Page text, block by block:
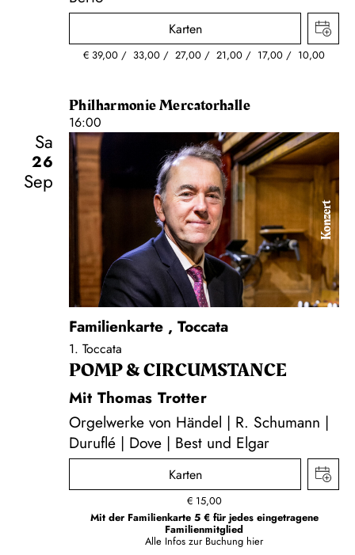
Karten
€ 39,00 33,00 27,00 21,00 17,00 10,00
Philharmonie Mercatorhalle
16:00
Sa
26
Sep
Konzert
Familienkarte , Toccata
1. Toccata
POMP & CIRCUMSTANCE
Mit Thomas Trotter
Orgelwerke von Händel | R. Schumann |
Duruflé | Dove | Best und Elgar
Karten
€ 15,00
Mit der Familienkarte 5 € für jedes eingetragene
Familienmitglied
Alle Infos zur Buchung hier